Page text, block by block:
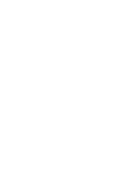
und App –
Ihr Zuhause.